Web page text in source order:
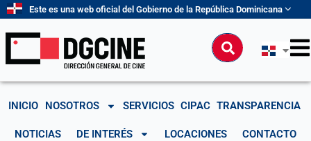
contenido
Este es una web oficial del Gobierno de la República Dominicana
Buscar
INICIO NOSOTROS SERVICIOS CIPAC TRANSPARENCIA
NOTICIAS DE INTERÉS LOCACIONES CONTACTO